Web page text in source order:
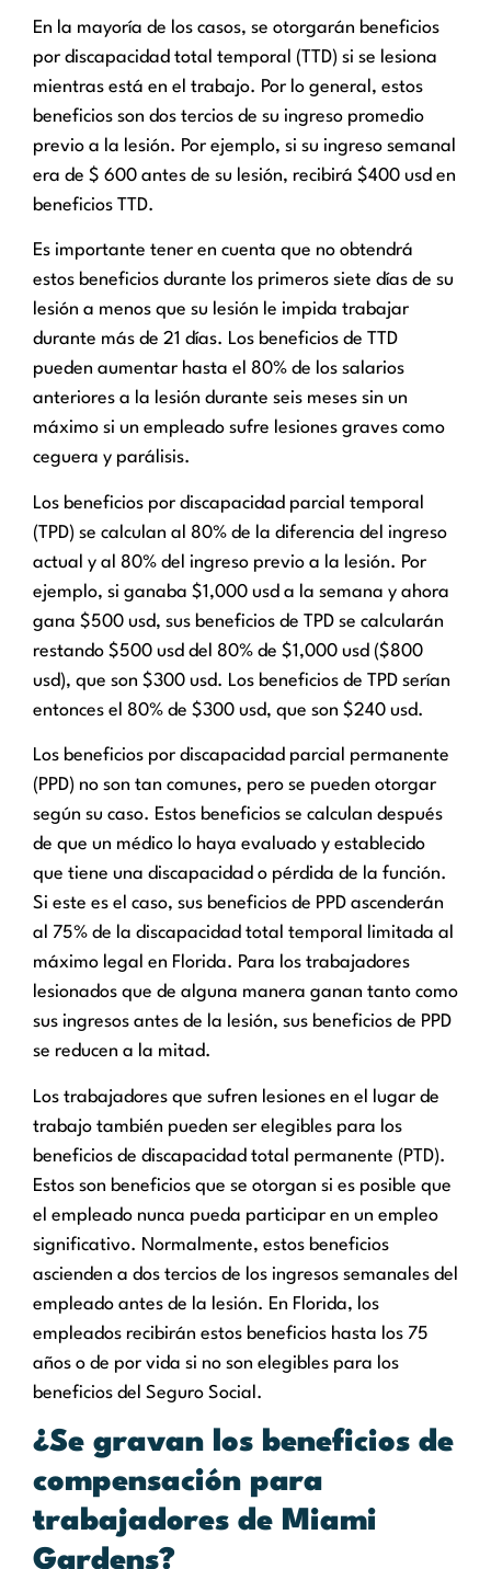
En la mayoría de los casos, se otorgarán beneficios
por discapacidad total temporal (TTD) si se lesiona
mientras está en el trabajo. Por lo general, estos
beneficios son dos tercios de su ingreso promedio
previo a la lesión. Por ejemplo, si su ingreso semanal
era de $ 600 antes de su lesión, recibirá $400 usd en
beneficios TTD.
Es importante tener en cuenta que no obtendrá
estos beneficios durante los primeros siete días de su
lesión a menos que su lesión le impida trabajar
durante más de 21 días. Los beneficios de TTD
pueden aumentar hasta el 80% de los salarios
anteriores a la lesión durante seis meses sin un
máximo si un empleado sufre lesiones graves como
ceguera y parálisis.
Los beneficios por discapacidad parcial temporal
(TPD) se calculan al 80% de la diferencia del ingreso
actual y al 80% del ingreso previo a la lesión. Por
ejemplo, si ganaba $1,000 usd a la semana y ahora
gana $500 usd, sus beneficios de TPD se calcularán
restando $500 usd del 80% de $1,000 usd ($800
usd), que son $300 usd. Los beneficios de TPD serían
entonces el 80% de $300 usd, que son $240 usd.
Los beneficios por discapacidad parcial permanente
(PPD) no son tan comunes, pero se pueden otorgar
según su caso. Estos beneficios se calculan después
de que un médico lo haya evaluado y establecido
que tiene una discapacidad o pérdida de la función.
Si este es el caso, sus beneficios de PPD ascenderán
al 75% de la discapacidad total temporal limitada al
máximo legal en Florida. Para los trabajadores
lesionados que de alguna manera ganan tanto como
sus ingresos antes de la lesión, sus beneficios de PPD
se reducen a la mitad.
Los trabajadores que sufren lesiones en el lugar de
trabajo también pueden ser elegibles para los
beneficios de discapacidad total permanente (PTD).
Estos son beneficios que se otorgan si es posible que
el empleado nunca pueda participar en un empleo
significativo. Normalmente, estos beneficios
ascienden a dos tercios de los ingresos semanales del
empleado antes de la lesión. En Florida, los
empleados recibirán estos beneficios hasta los 75
años o de por vida si no son elegibles para los
beneficios del Seguro Social.
¿Se gravan los beneficios de
compensación para
trabajadores de Miami
Gardens?